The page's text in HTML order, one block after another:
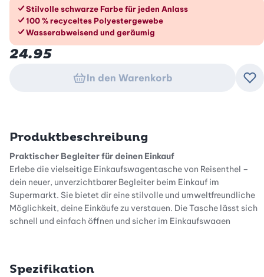
Die Vorteile im Überblick
Stilvolle schwarze Farbe für jeden Anlass
100 % recyceltes Polyestergewebe
Wasserabweisend und geräumig
24.95
In den Warenkorb
Produktbeschreibung
Praktischer Begleiter für deinen Einkauf
Erlebe die vielseitige Einkaufswagentasche von Reisenthel –
dein neuer, unverzichtbarer Begleiter beim Einkauf im
Supermarkt. Sie bietet dir eine stilvolle und umweltfreundliche
Möglichkeit, deine Einkäufe zu verstauen. Die Tasche lässt sich
schnell und einfach öffnen und sicher im Einkaufswagen
Stilvoll und elegant: Die Farbe der Wahl
Spezifikation